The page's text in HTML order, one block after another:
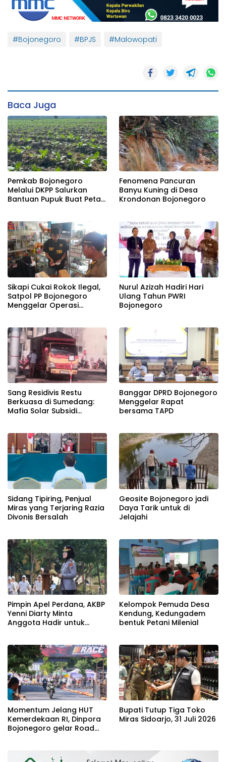
#Bojonegoro #BPJS #Malowopati
Baca Juga
Pemkab Bojonegoro
Melalui DKPP Salurkan
Bantuan Pupuk Buat Petani
Fenomena Pancuran
Banyu Kuning di Desa
Krondonan Bojonegoro
Sikapi Cukai Rokok Ilegal,
Satpol PP Bojonegoro
Menggelar Operasi
Nurul Azizah Hadiri Hari
Ulang Tahun PWRI
Bojonegoro
Sang Residivis Restu
Berkuasa di Sumedang:
Mafia Solar Subsidi
Bungkam
Banggar DPRD Bojonegoro
Menggelar Rapat
bersama TAPD
Sidang Tipiring, Penjual
Miras yang Terjaring Razia
Divonis Bersalah
Geosite Bojonegoro jadi
Daya Tarik untuk di
Jelajahi
Pimpin Apel Perdana, AKBP
Yenni Diarty Minta
Anggota Hadir untuk
Kelompok Pemuda Desa
Kendung, Kedungadem
bentuk Petani Milenial
Momentum Jelang HUT
Kemerdekaan RI, Dinpora
Bojonegoro gelar Road
Bupati Tutup Tiga Toko
Miras Sidoarjo, 31 Juli 2026